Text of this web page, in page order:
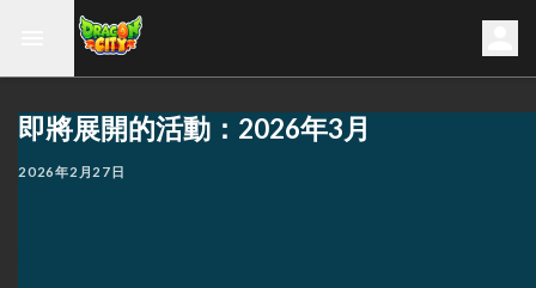
即將展開的活動：2026年3月
2026年2月27日